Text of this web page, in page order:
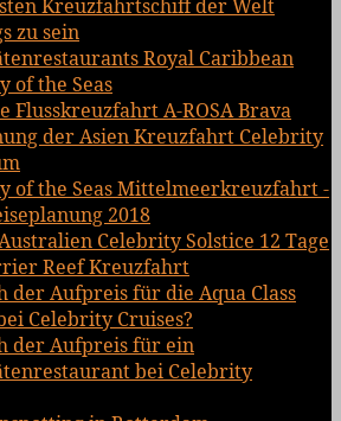
Kreuzfahrtschiff der Welt
zu sein
Royal Caribbean
of the Seas
Flusskreuzfahrt A-ROSA Brava
der Asien Kreuzfahrt Celebrity
of the Seas Mittelmeerkreuzfahrt -
2018
Celebrity Solstice 12 Tage
Reef Kreuzfahrt
der Aufpreis für die Aqua Class
Celebrity Cruises?
der Aufpreis für ein
bei Celebrity